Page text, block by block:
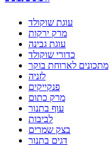
עוגת שוקולד
מרק ירקות
עוגת גבינה
כדורי שוקולד
מתכונים לארוחת בוקר
לזניה
פנקייקים
מרק כתום
עוף בתנור
לביבות
בצק שמרים
דגים בתנור